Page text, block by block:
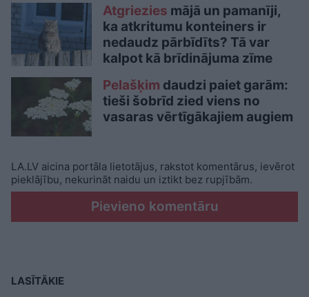
Atgriezies mājā un pamanīji,
ka atkritumu konteiners ir
nedaudz pārbīdīts? Tā var
kalpot kā brīdinājuma zīme
Pelašķim daudzi paiet garām:
tieši šobrīd zied viens no
vasaras vērtīgākajiem augiem
LA.LV aicina portāla lietotājus, rakstot komentārus, ievērot
pieklājību, nekurināt naidu un iztikt bez rupjībām.
Pievieno komentāru
LASĪTĀKIE